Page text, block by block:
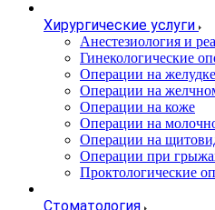
Хирургические услуги
Анестезиология и
Гинекологические
Операции на желудке
Операции на
Операции на коже
Операции на
Операции на
Операции при
Проктологические
Стоматология